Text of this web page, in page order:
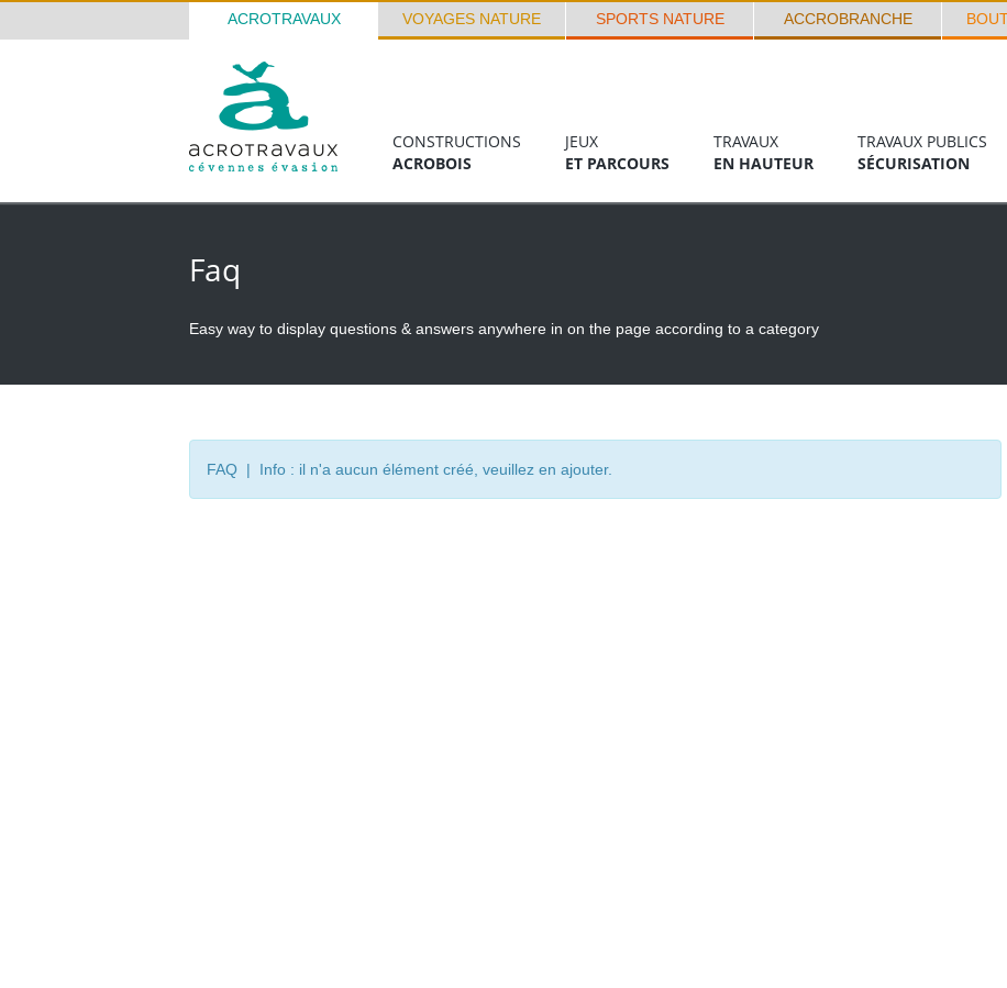
ACROTRAVAUX VOYAGES NATURE SPORTS NATURE ACCROBRANCHE
CONSTRUCTIONS
ACROBOIS
JEUX
ET PARCOURS
TRAVAUX
EN HAUTEUR
TRAVAUX PUBLICS
SÉCURISATION
Faq
Easy way to display questions & answers anywhere in on the page according to a category
FAQ | Info : il n'a aucun élément créé, veuillez en ajouter.